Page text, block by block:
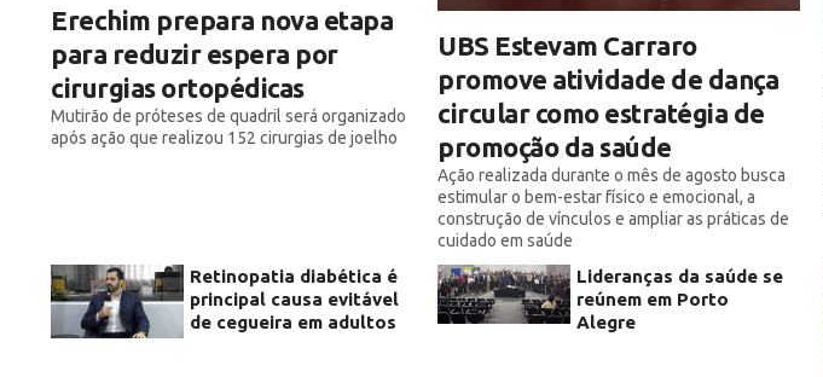
Erechim prepara nova etapa
para reduzir espera por
cirurgias ortopédicas
Mutirão de próteses de quadril será organizado
após ação que realizou 152 cirurgias de joelho
Retinopatia diabética é
principal causa evitável
de cegueira em adultos
UBS Estevam Carraro
promove atividade de dança
circular como estratégia de
promoção da saúde
Ação realizada durante o mês de agosto busca
estimular o bem-estar físico e emocional, a
construção de vínculos e ampliar as práticas de
cuidado em saúde
Lideranças da saúde se
reúnem em Porto
Alegre